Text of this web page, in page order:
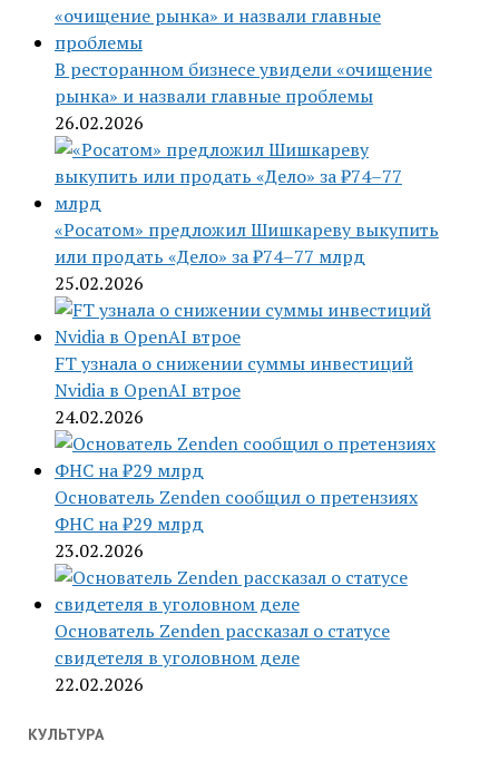
В ресторанном бизнесе увидели «очищение
рынка» и назвали главные проблемы
26.02.2026
«Росатом» предложил Шишкареву выкупить
или продать «Дело» за ₽74–77 млрд
25.02.2026
FT узнала о снижении суммы инвестиций
Nvidia в OpenAI втрое
24.02.2026
Основатель Zenden сообщил о претензиях
ФНС на ₽29 млрд
23.02.2026
Основатель Zenden рассказал о статусе
свидетеля в уголовном деле
22.02.2026
КУЛЬТУРА